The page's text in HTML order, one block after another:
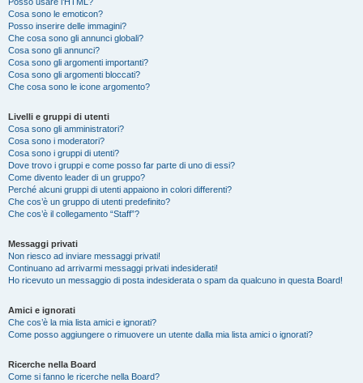
Cosa sono le emoticon?
Posso inserire delle immagini?
Che cosa sono gli annunci globali?
Cosa sono gli annunci?
Cosa sono gli argomenti importanti?
Cosa sono gli argomenti bloccati?
Che cosa sono le icone argomento?
Livelli e gruppi di utenti
Cosa sono gli amministratori?
Cosa sono i moderatori?
Cosa sono i gruppi di utenti?
Dove trovo i gruppi e come posso far parte di uno di essi?
Come divento leader di un gruppo?
Perché alcuni gruppi di utenti appaiono in colori differenti?
Che cos’è un gruppo di utenti predefinito?
Che cos’è il collegamento “Staff”?
Messaggi privati
Non riesco ad inviare messaggi privati!
Continuano ad arrivarmi messaggi privati indesiderati!
Ho ricevuto un messaggio di posta indesiderata o spam da qualcuno in questa Board!
Amici e ignorati
Che cos’è la mia lista amici e ignorati?
Come posso aggiungere o rimuovere un utente dalla mia lista amici o ignorati?
Ricerche nella Board
Come si fanno le ricerche nella Board?